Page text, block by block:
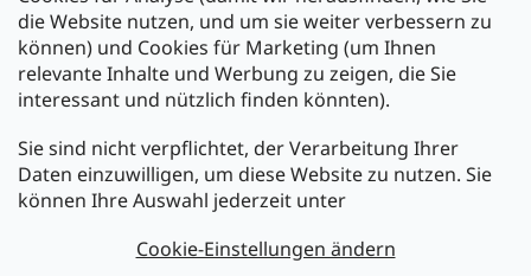
die Website nutzen, und um sie weiter verbessern zu
können) und Cookies für Marketing (um Ihnen
relevante Inhalte und Werbung zu zeigen, die Sie
interessant und nützlich finden könnten).
Sie sind nicht verpflichtet, der Verarbeitung Ihrer
Daten einzuwilligen, um diese Website zu nutzen. Sie
können Ihre Auswahl jederzeit unter
Cookie-Einstellungen ändern
Newsletter abonnieren
Legen Sie Ihre E-Mail ein und wir werden Ihnen Informationen
über neue Produkte in unserem E-Shop zusenden.